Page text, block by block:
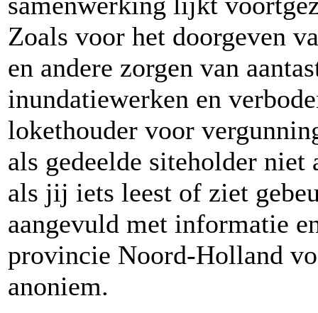
Zoals voor het doorgeven
en andere zorgen van
inundatiewerken en
lokethouder voor
als gedeelde siteholder
als jij iets leest of ziet
aangevuld met informatie
provincie Noord-Holland
anoniem.